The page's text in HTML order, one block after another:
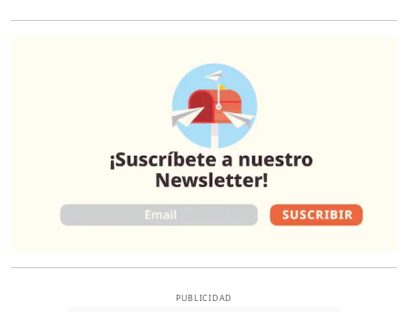
PUBLICIDAD